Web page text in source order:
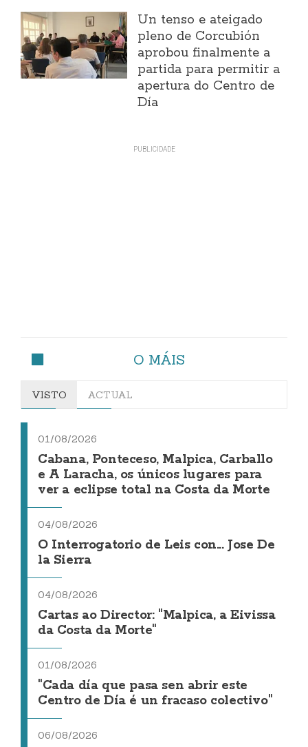
Un tenso e ateigado
pleno de Corcubión
aprobou finalmente a
partida para permitir a
apertura do Centro de
Día
O MÁIS
VISTO ACTUAL
01/08/2026
Cabana, Ponteceso, Malpica, Carballo
e A Laracha, os únicos lugares para
ver a eclipse total na Costa da Morte
04/08/2026
O Interrogatorio de Leis con... Jose De
la Sierra
04/08/2026
Cartas ao Director: "Malpica, a Eivissa
da Costa da Morte"
01/08/2026
"Cada día que pasa sen abrir este
Centro de Día é un fracaso colectivo"
06/08/2026